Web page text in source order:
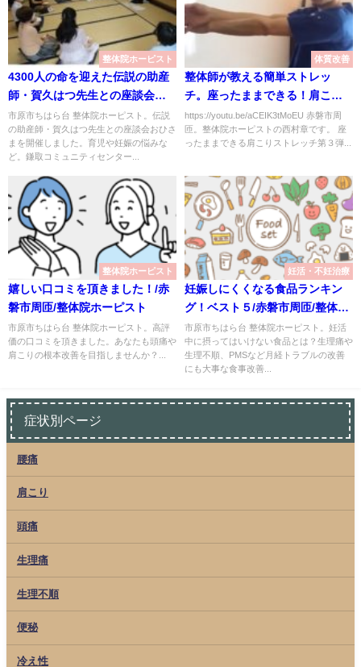
整体院ホーピスト
4300人の命を迎えた伝説の助産
師・賀久はつ先生との座談会
『おひさま』開催しました/赤磐
市周匝/整体院ホーピスト
市原市ちはら台 整体院ホーピスト。伝説
の助産師・賀久はつ先生との座談会おひさ
まを開催しました。育児や妊娠の悩みな
ど。鎌取コミュニティセンター...
体質改善
整体師が教える簡単ストレッ
チ。座ったままできる！肩こり
ストレッチその３
https://youtu.be/aCEIK3tMoEU 赤磐市周
匝。整体院ホーピストの西村章です。 座
ったままできる肩こりストレッチ第３弾...
整体院ホーピスト
嬉しい口コミを頂きました！/赤
磐市周匝/整体院ホーピスト
市原市ちはら台 整体院ホーピスト。高評
価の口コミを頂きました。あなたも頭痛や
肩こりの根本改善を目指しませんか？...
妊活・不妊治療
妊娠しにくくなる食品ランキン
グ！ベスト５/赤磐市周匝/整体院
ホーピスト
市原市ちはら台 整体院ホーピスト。妊活
中に摂ってはいけない食品とは？生理痛や
生理不順、PMSなど月経トラブルの改善
にも大事な食事改善...
症状別ページ
腰痛
肩こり
頭痛
生理痛
生理不順
便秘
冷え性